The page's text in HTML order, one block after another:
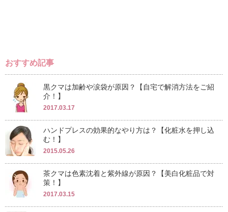
おすすめ記事
黒クマは加齢や涙袋が原因？【自宅で解消方法をご紹
介！】
2017.03.17
ハンドプレスの効果的なやり方は？【化粧水を押し込
む！】
2015.05.26
茶クマは色素沈着と紫外線が原因？【美白化粧品で対
策！】
2017.03.15